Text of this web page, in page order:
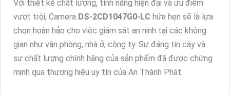
Với thiết kế chất lượng, tính năng hiện đại và ưu điểm
vượt trội, Camera DS-2CD1047G0-LC hứa hẹn sẽ là lựa
chọn hoàn hảo cho việc giám sát an ninh tại các không
gian như văn phòng, nhà ở, công ty. Sự đáng tin cậy và
sự chất lượng chính hãng của sản phẩm đã được chứng
minh qua thương hiệu uy tín của An Thành Phát.